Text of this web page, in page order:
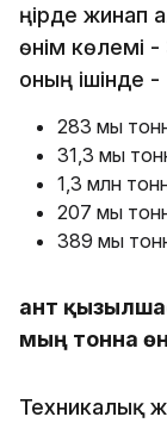
Өңірде
өнім көлемі
оның ішінде -
283 мың
31,3 мың
1,3 млн
207 мың
389 мың
Қант
мың тонна
Техникалық